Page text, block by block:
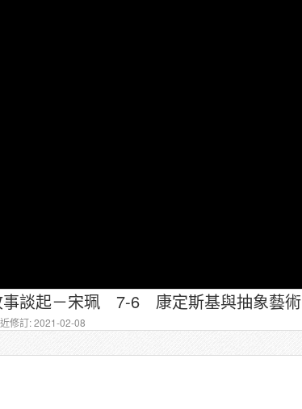
事談起－宋珮 7-6 康定斯基與抽象藝術
修訂: 2021-02-08